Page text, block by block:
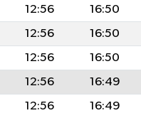
12:56 16:50
12:56 16:50
12:56 16:50
12:56 16:49
12:56 16:49